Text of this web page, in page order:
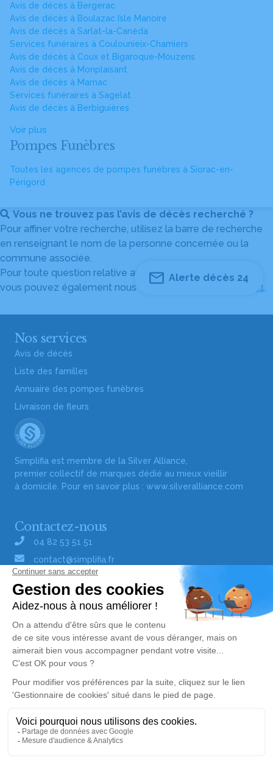
Avis de décès à Bergerac
Avis de décès à Boulazac Isle Manoire
Avis de décès à Sarlat-la-Canéda
Services funéraires à Coulounieix-Chamiers
Avis de décès à Coux et Bigaroque-Mouzens
Avis de décès à Monplaisant
Avis de décès à Marnac
Services funéraires à Sagelat
Avis de décès à Berbiguières
Voir plus
Pompes Funèbres
Toutes les agences de pompes funèbres à Siorac-en-
Périgord
Vous ne trouvez pas l’avis de décès recherché ?
Pour affiner votre recherche, utilisez la barre de recherche
en renseignant le nom de la personne concernée ou la
commune associée.
Pour toute question relative au fonctionnement du site,
vous pouvez également nous contacter au
04 82 53 51 51.
Alerte décès 24
Nos services
Avis de décès
Liste des familles
Annuaire des pompes funèbres
Livraison de fleurs
Simplifia est membre de la Silver Alliance,
premier collectif de marques dédié au mieux vieillir
à domicile. Pour en savoir plus : www.silveralliance.com
Contactez-nous
04 82 53 51 51
contact@simplifia.fr
Réseaux sociaux
Liens utiles
Publier un avis de décès
Signaler un abus/une erreur
Consultez nos offres d'emploi
Politique de traitement des données